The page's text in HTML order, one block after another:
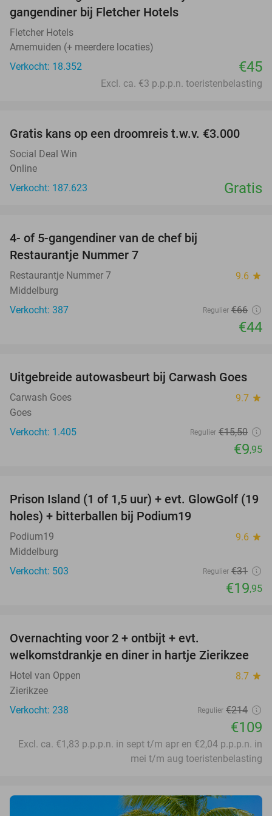
gangendiner bij Fletcher Hotels
Fletcher Hotels
Arnemuiden (+ meerdere locaties)
Verkocht: 18.352
€45
Excl. ca. €3 p.p.p.n. toeristenbelasting
Gratis kans op een droomreis t.w.v. €3.000
Social Deal Win
Online
Verkocht: 187.623
Gratis
4- of 5-gangendiner van de chef bij
Restaurantje Nummer 7
Restaurantje Nummer 7 9.6 star
Middelburg
Verkocht: 387
Regulier €66
€44
36%
Uitgebreide autowasbeurt bij Carwash Goes
Carwash Goes 9.7 star
Goes
Verkocht: 1.405
Regulier €15,50
€9,95
36%
Prison Island (1 of 1,5 uur) + evt. GlowGolf (19
holes) + bitterballen bij Podium19
Podium19 9.6 star
Middelburg
Verkocht: 503
Regulier €31
€19,95
Overnachting voor 2 + ontbijt + evt.
welkomstdrankje en diner in hartje Zierikzee
Hotel van Oppen 8.7 star
Zierikzee
Verkocht: 238
Regulier €214
€109
Excl. ca. €1,83 p.p.p.n. in sept t/m apr en €2,04 p.p.p.n. in
mei t/m aug toeristenbelasting